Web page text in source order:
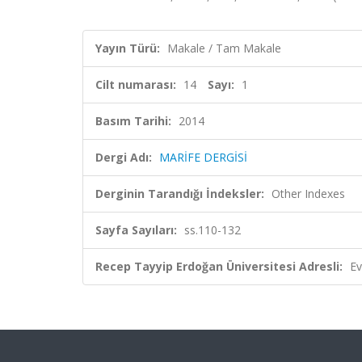
Yayın Türü: Makale / Tam Makale
Cilt numarası: 14 Sayı: 1
Basım Tarihi: 2014
Dergi Adı: MARİFE DERGİSİ
Derginin Tarandığı İndeksler: Other Indexes
Sayfa Sayıları: ss.110-132
Recep Tayyip Erdoğan Üniversitesi Adresli: